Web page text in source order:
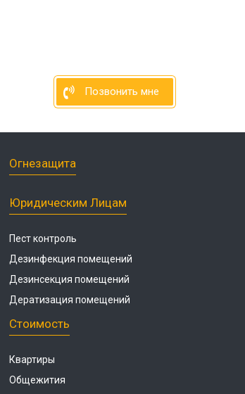
Позвонить мне
Огнезащита
Юридическим Лицам
Пест контроль
Дезинфекция помещений
Дезинсекция помещений
Дератизация помещений
Стоимость
Квартиры
Общежития